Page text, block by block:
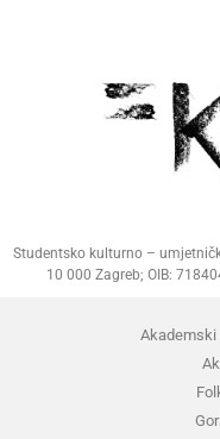
Studentsko kulturno –
10 000 Zagreb; OIB: